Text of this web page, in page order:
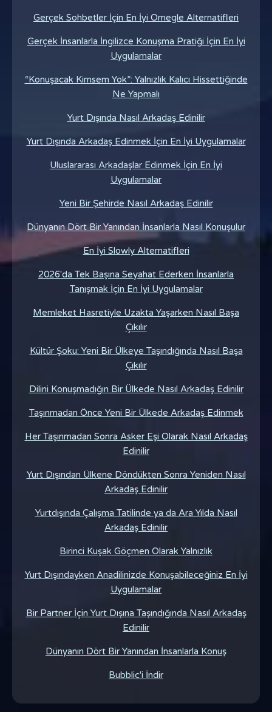
Gerçek Sohbetler İçin En İyi Omegle Alternatifleri
Gerçek İnsanlarla İngilizce Konuşma Pratiği İçin En İyi
Uygulamalar
“Konuşacak Kimsem Yok”: Yalnızlık Kalıcı Hissettiğinde
Ne Yapmalı
Yurt Dışında Nasıl Arkadaş Edinilir
Yurt Dışında Arkadaş Edinmek İçin En İyi Uygulamalar
Uluslararası Arkadaşlar Edinmek İçin En İyi
Uygulamalar
Yeni Bir Şehirde Nasıl Arkadaş Edinilir
Dünyanın Dört Bir Yanından İnsanlarla Nasıl Konuşulur
En İyi Slowly Alternatifleri
2026'da Tek Başına Seyahat Ederken İnsanlarla
Tanışmak İçin En İyi Uygulamalar
Memleket Hasretiyle Uzakta Yaşarken Nasıl Başa
Çıkılır
Kültür Şoku: Yeni Bir Ülkeye Taşındığında Nasıl Başa
Çıkılır
Dilini Konuşmadığın Bir Ülkede Nasıl Arkadaş Edinilir
Taşınmadan Önce Yeni Bir Ülkede Arkadaş Edinmek
Her Taşınmadan Sonra Asker Eşi Olarak Nasıl Arkadaş
Edinilir
Yurt Dışından Ülkene Döndükten Sonra Yeniden Nasıl
Arkadaş Edinilir
Yurtdışında Çalışma Tatilinde ya da Ara Yılda Nasıl
Arkadaş Edinilir
Birinci Kuşak Göçmen Olarak Yalnızlık
Yurt Dışındayken Anadilinizde Konuşabileceğiniz En İyi
Uygulamalar
Bir Partner İçin Yurt Dışına Taşındığında Nasıl Arkadaş
Edinilir
Dünyanın Dört Bir Yanından İnsanlarla Konuş
Bubblic'i İndir